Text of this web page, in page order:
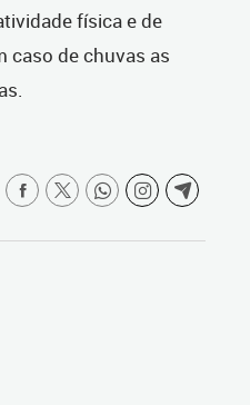
física e de
caso de chuvas as